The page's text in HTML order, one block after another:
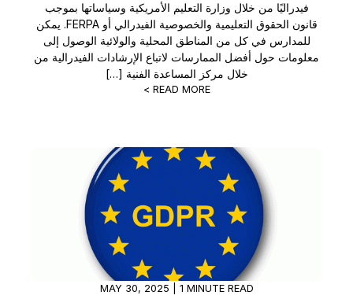
فيدراليًا من خلال وزارة التعليم الأمريكية وسياساتها بموجب
قانون الحقوق التعليمية والخصوصية الفيدرالي أو FERPA. يمكن
للمدارس في كل من المناطق المحلية والولائية الوصول إلى
معلومات حول أفضل الممارسات لاتباع الإرشادات الفيدرالية من
خلال مركز المساعدة الفنية […]
READ MORE >
MAY 30, 2025 | 1 MINUTE READ